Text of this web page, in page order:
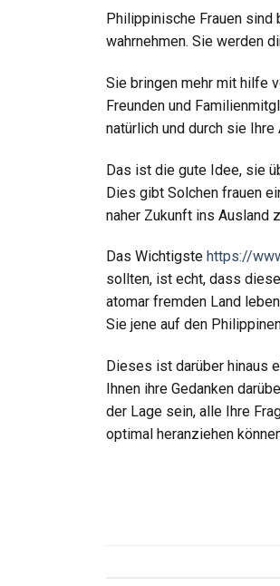
Philippinische Frauen
wahrnehmen. Sie werden
Sie bringen mehr mit hilfe
Freunden und
natürlich und durch sie
Das ist die gute Idee, sie
Dies gibt Solchen frauen
naher Zukunft ins Ausland
Das Wichtigste https://
sollten, ist echt, dass
atomar fremden Land
Sie jene auf den
Dieses ist darüber hinaus
Ihnen ihre Gedanken
der Lage sein, alle Ihre
optimal heranziehen